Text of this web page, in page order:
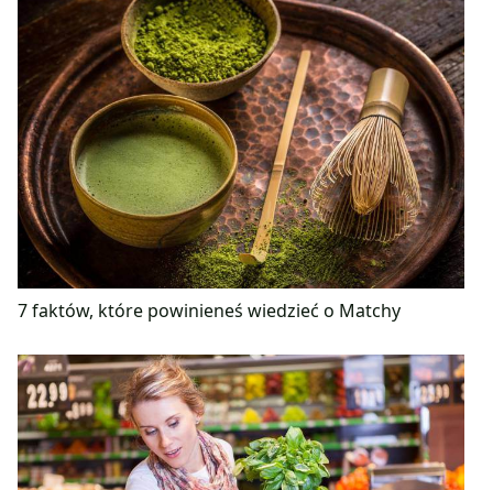
7 faktów, które powinieneś wiedzieć o Matchy